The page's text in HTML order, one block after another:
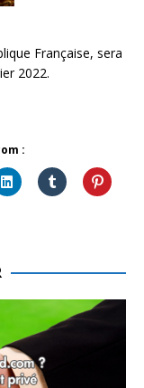
Française, sera
2022.
: